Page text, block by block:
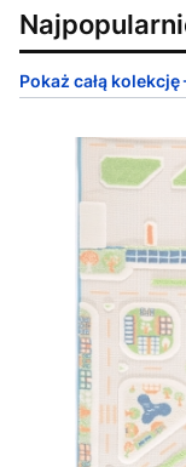
Pokaż całą kolekcję